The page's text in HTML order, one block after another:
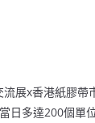
展x香港紙膠
日多達200個單